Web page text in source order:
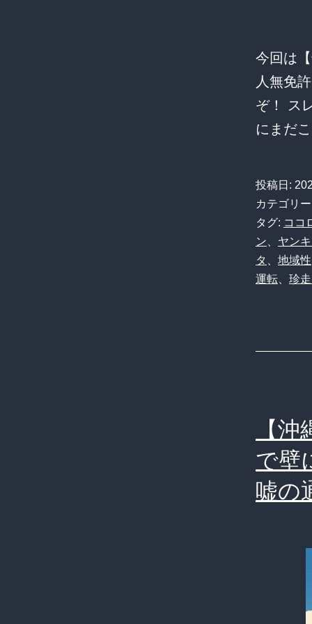
今回は
人無免
ぞ！ ス
にまだ
投稿日:
カテゴリ
タグ: ココ
ン
ヤン
タ
地域性
運転
珍
【
で壁
嘘の